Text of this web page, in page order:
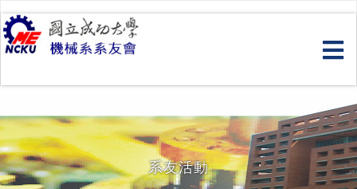
跳
到
主
要
容
系友活動